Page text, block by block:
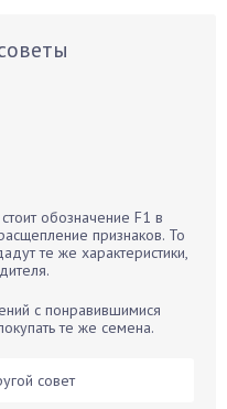
обозначение F1 в
признаков. То
те же характеристики,
с понравившимися
те же семена.
совет